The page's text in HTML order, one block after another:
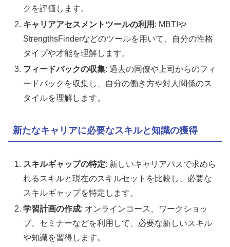
クを評価します。
キャリアアセスメントツールの利用 : MBTIや
StrengthsFinderなどのツールを用いて、自分の性格
タイプや才能を理解します。
フィードバックの収集: 過去の同僚や上司からのフィ
ードバックを収集し、自分の働き方や対人関係のス
タイルを理解します。
新たなキャリアに必要なスキルと知識の獲得
スキルギャップの特定: 新しいキャリアパスで求めら
れるスキルと現在のスキルセットを比較し、必要な
スキルギャップを特定します。
学習計画の作成: オンラインコース、ワークショッ
プ、セミナーなどを利用して、必要な新しいスキル
や知識を習得します。